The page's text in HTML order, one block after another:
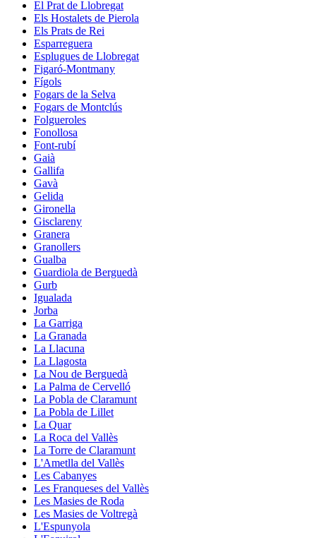
El Prat de Llobregat
Els Hostalets de Pierola
Els Prats de Rei
Esparreguera
Esplugues de Llobregat
Figaró-Montmany
Fígols
Fogars de la Selva
Fogars de Montclús
Folgueroles
Fonollosa
Font-rubí
Gaià
Gallifa
Gavà
Gelida
Gironella
Gisclareny
Granera
Granollers
Gualba
Guardiola de Berguedà
Gurb
Igualada
Jorba
La Garriga
La Granada
La Llacuna
La Llagosta
La Nou de Berguedà
La Palma de Cervelló
La Pobla de Claramunt
La Pobla de Lillet
La Quar
La Roca del Vallès
La Torre de Claramunt
L'Ametlla del Vallès
Les Cabanyes
Les Franqueses del Vallès
Les Masies de Roda
Les Masies de Voltregà
L'Espunyola